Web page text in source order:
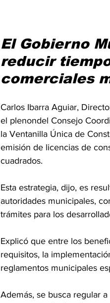
El Gobierno
reducir
comerciales
Carlos Ibarra Aguiar,
el plenondel Consejo
la Ventanilla Única de
emisión de licencias de
cuadrados.
Esta estrategia, dijo, es
autoridades municipales,
trámites para los
Explicó que entre los
requisitos, la
reglamentos municipales
Además, se busca regular